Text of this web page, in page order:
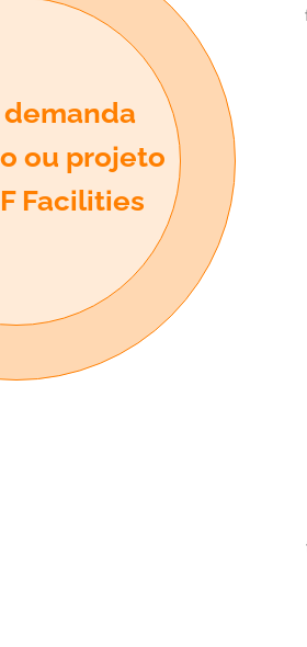
ou projeto
Facilities